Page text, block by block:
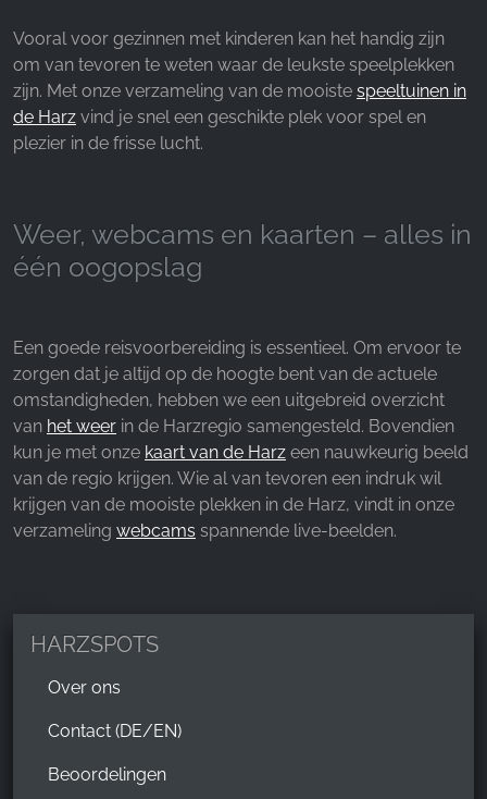
Vooral voor gezinnen met kinderen kan het handig zijn
om van tevoren te weten waar de leukste speelplekken
zijn. Met onze verzameling van de mooiste speeltuinen in
de Harz vind je snel een geschikte plek voor spel en
plezier in de frisse lucht.
Weer, webcams en kaarten – alles in
één oogopslag
Een goede reisvoorbereiding is essentieel. Om ervoor te
zorgen dat je altijd op de hoogte bent van de actuele
omstandigheden, hebben we een uitgebreid overzicht
van het weer in de Harzregio samengesteld. Bovendien
kun je met onze kaart van de Harz een nauwkeurig beeld
van de regio krijgen. Wie al van tevoren een indruk wil
krijgen van de mooiste plekken in de Harz, vindt in onze
verzameling webcams spannende live-beelden.
HARZSPOTS
Over ons
Contact (DE/EN)
Beoordelingen